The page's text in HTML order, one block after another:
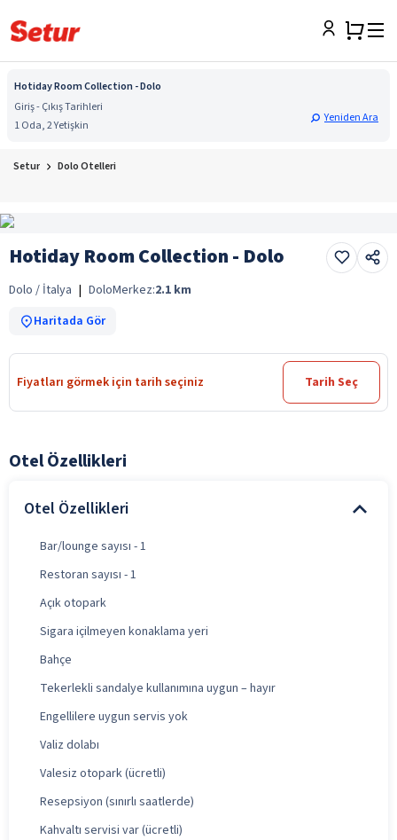
Hotiday Room Collection - Dolo
Giriş - Çıkış Tarihleri
1 Oda, 2 Yetişkin
Yeniden Ara
Setur Dolo Otelleri
Hotiday Room Collection - Dolo
Dolo / İtalya | DoloMerkez:2.1 km
Haritada Gör
Fiyatları görmek için tarih seçiniz Tarih Seç
Otel Özellikleri
Otel Özellikleri
Bar/lounge sayısı - 1
Restoran sayısı - 1
Açık otopark
Sigara içilmeyen konaklama yeri
Bahçe
Tekerlekli sandalye kullanımına uygun – hayır
Engellilere uygun servis yok
Valiz dolabı
Valesiz otopark (ücretli)
Resepsiyon (sınırlı saatlerde)
Kahvaltı servisi var (ücretli)